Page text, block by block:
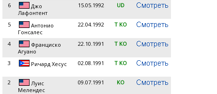
6
Джо
Лафонтент
15.05.1992 UD
5
Антонио
Гонсалес
22.04.1992 T KO
4
Франциско
Агуано
22.10.1991 T KO
3 Ричард Хесус 02.08.1991 T KO
2
Луис
Мелендес
09.07.1991 KO